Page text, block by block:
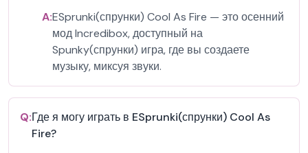
A:ESprunki(спрунки) Cool As Fire — это осенний
мод Incredibox, доступный на
Spunky(спрунки) игра, где вы создаете
музыку, миксуя звуки.
Q:Где я могу играть в ESprunki(спрунки) Cool As
Fire?